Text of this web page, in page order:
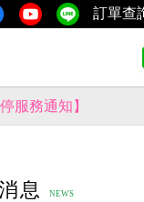
訂單查
服務通知】
息